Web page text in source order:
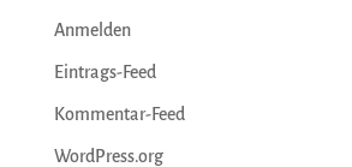
Anmelden
Eintrags-Feed
Kommentar-Feed
WordPress.org